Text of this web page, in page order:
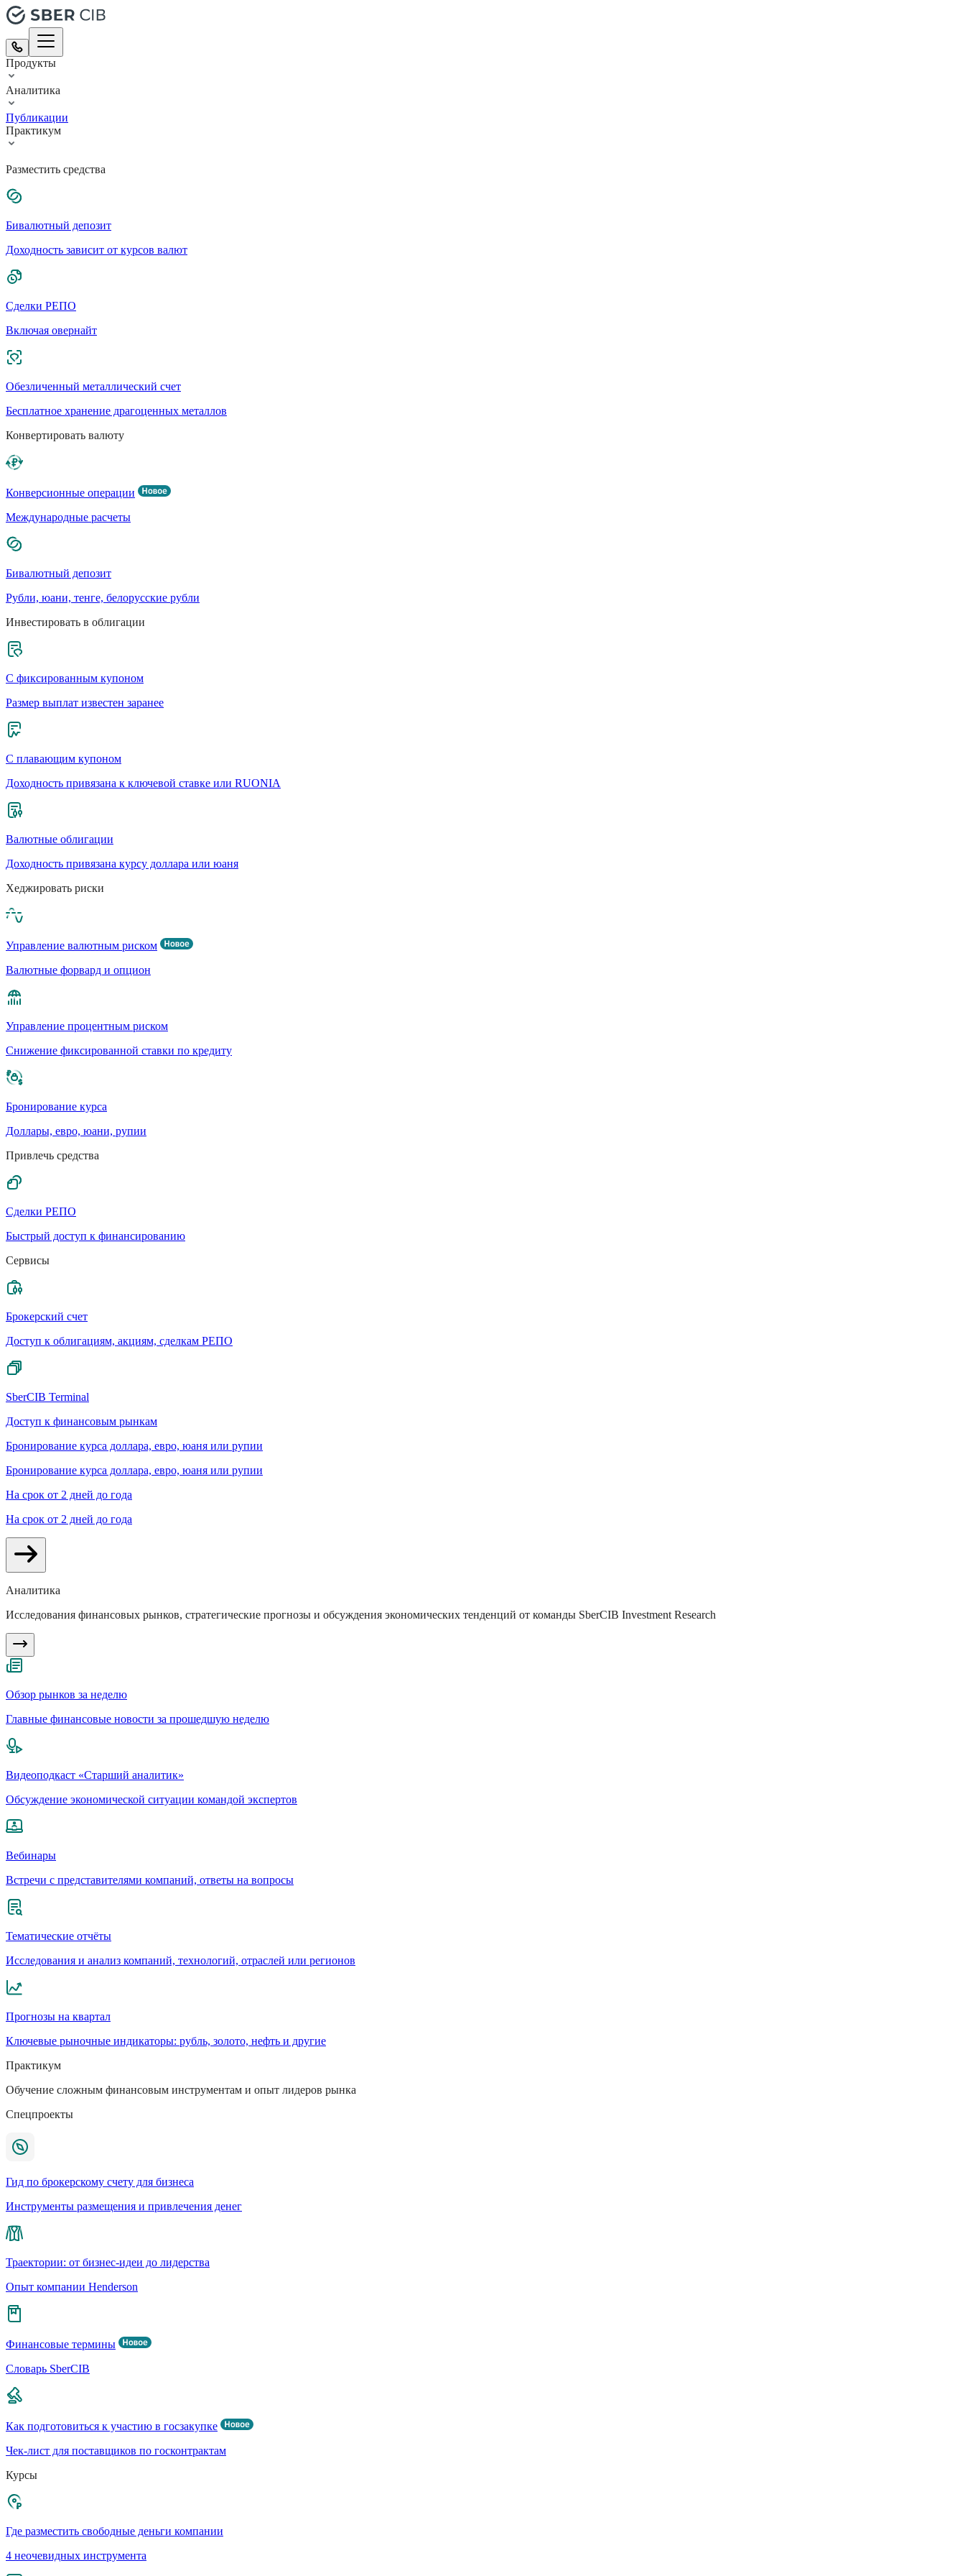
Продукты
Аналитика
Публикации
Практикум
Разместить средства
Бивалютный депозит
Доходность зависит от курсов валют
Сделки РЕПО
Включая овернайт
Обезличенный металлический счет
Бесплатное хранение драгоценных металлов
Конвертировать валюту
Конверсионные операции
Международные расчеты
Бивалютный депозит
Рубли, юани, тенге, белорусские рубли
Инвестировать в облигации
С фиксированным купоном
Размер выплат известен заранее
С плавающим купоном
Доходность привязана к ключевой ставке или RUONIA
Валютные облигации
Доходность привязана курсу доллара или юаня
Хеджировать риски
Управление валютным риском
Валютные форвард и опцион
Управление процентным риском
Cнижение фиксированной ставки по кредиту
Бронирование курса
Доллары, евро, юани, рупии
Привлечь средства
Сделки РЕПО
Быстрый доступ к финансированию
Сервисы
Брокерский счет
Доступ к облигациям, акциям, сделкам РЕПО
SberCIB Terminal
Доступ к финансовым рынкам
Бронирование курса доллара, евро, юаня или рупии
Бронирование курса доллара, евро, юаня или рупии
На срок от 2 дней до года
На срок от 2 дней до года
Аналитика
Исследования финансовых рынков, стратегические прогнозы и обсуждения экономических тенденций от команды SberCIB Investment Research
Обзор рынков за неделю
Главные финансовые новости за прошедшую неделю
Видеоподкаст «Старший аналитик»
Обсуждение экономической ситуации командой экспертов
Вебинары
Встречи с представителями компаний, ответы на вопросы
Тематические отчёты
Исследования и анализ компаний, технологий, отраслей или регионов
Прогнозы на квартал
Ключевые рыночные индикаторы: рубль, золото, нефть и другие
Практикум
Обучение сложным финансовым инструментам и опыт лидеров рынка
Спецпроекты
Гид по брокерскому счету для бизнеса
Инструменты размещения и привлечения денег
Траектории: от бизнес-идеи до лидерства
Опыт компании Henderson
Финансовые термины
Словарь SberCIB
Как подготовиться к участию в госзакупке
Чек-лист для поставщиков по госконтрактам
Курсы
Где разместить свободные деньги компании
4 неочевидных инструмента